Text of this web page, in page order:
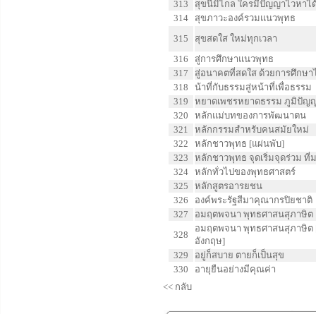
313
สุขนี้มิไกล ใครมีปัญญาไวหาไ
314
สุขภาวะองค์รวมแนวพุทธ
315
สุขสดใส ใหม่ทุกเวลา
316
สู่การศึกษาแนวพุทธ
317
สู่อนาคตที่สดใส ด้วยการศึกษ
318
น้าที่กับธรรมสู่หน้าที่เพื่อธรรม
319
หยาดเพชรหยาดธรรม ภูมิปัญ
320
หลักแม่บทของการพัฒนาตน
321
หลักกรรมสำหรับคนสมัยใหม่
322
หลักชาวพุทธ [แผ่นพับ]
323
หลักชาวพุทธ จุดเริ่มจุดร่วม ที่
324
หลักทั่วไปของพุทธศาสตร์
325
หลักสูตรอารยชน
326
องค์พระรัฐสีมาคุณากรปิยชาติ
327
อมฤตพจนา พุทธศาสนสุภาษิต
328
อมฤตพจนา พุทธศาสนสุภาษิต
อังกฤษ]
329
อยู่ก็สบาย ตายก็เป็นสุข
330
อายุยืนอย่างมีคุณค่า
<< กลับ